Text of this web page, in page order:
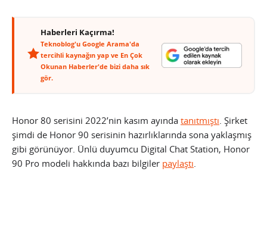
Haberleri Kaçırma!
Teknoblog'u Google Arama'da
tercihli kaynağın yap ve En Çok
Okunan Haberler'de bizi daha sık
gör.
Honor 80 serisini 2022’nin kasım ayında tanıtmıştı. Şirket
şimdi de Honor 90 serisinin hazırlıklarında sona yaklaşmış
gibi görünüyor. Ünlü duyumcu Digital Chat Station, Honor
90 Pro modeli hakkında bazı bilgiler paylaştı.